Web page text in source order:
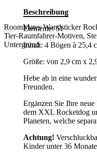
RoomMates Wandsticker
Tier-Raumfahrer-Motiven,
Untergrund
Beschreibung
Elemente: 51
Inhalt: 4 Bögen à 25,4
Größe: von 2,9 cm x
Hebe ab in eine
Freunden.
Ergänzen Sie Ihre
dem XXL Rocketdog
Planeten, welche
Achtung!
Kinder unter 36